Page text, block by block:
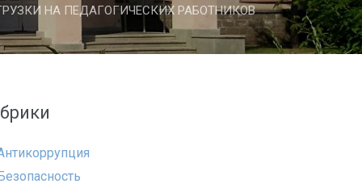
НА ПЕДАГОГИЧЕСКИХ РАБОТНИКОВ